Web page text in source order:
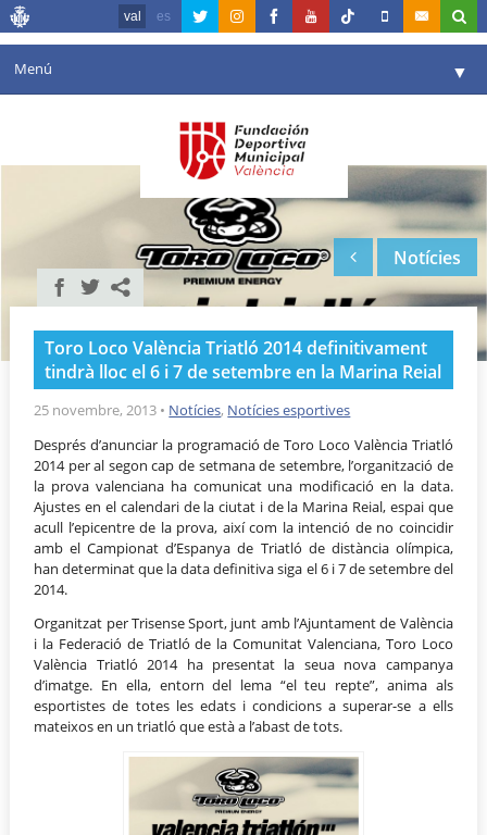
val es
Menú ▼
Agenda
▼
València en esport
Portal de Transparència
Reserves
Notícies
Toro Loco València Triatló 2014 definitivament
tindrà lloc el 6 i 7 de setembre en la Marina Reial
25 novembre, 2013 • Notícies, Notícies esportives
Després d’anunciar la programació de Toro Loco València Triatló
2014 per al segon cap de setmana de setembre, l’organització de
la prova valenciana ha comunicat una modificació en la data.
Ajustes en el calendari de la ciutat i de la Marina Reial, espai que
acull l’epicentre de la prova, així com la intenció de no coincidir
amb el Campionat d’Espanya de Triatló de distància olímpica,
han determinat que la data definitiva siga el 6 i 7 de setembre del
2014.
Organitzat per Trisense Sport, junt amb l’Ajuntament de València
i la Federació de Triatló de la Comunitat Valenciana, Toro Loco
València Triatló 2014 ha presentat la seua nova campanya
d’imatge. En ella, entorn del lema “el teu repte”, anima als
esportistes de totes les edats i condicions a superar-se a ells
mateixos en un triatló que està a l’abast de tots.